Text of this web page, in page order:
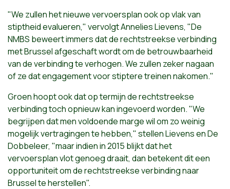
"We zullen het nieuwe vervoersplan ook op vlak van
stiptheid evalueren," vervolgt Annelies Lievens, "De
NMBS beweert immers dat de rechtstreekse verbinding
met Brussel afgeschaft wordt om de betrouwbaarheid
van de verbinding te verhogen. We zullen zeker nagaan
of ze dat engagement voor stiptere treinen nakomen."
Groen hoopt ook dat op termijn de rechtstreekse
verbinding toch opnieuw kan ingevoerd worden. "We
begrijpen dat men voldoende marge wil om zo weinig
mogelijk vertragingen te hebben," stellen Lievens en De
Dobbeleer, "maar indien in 2015 blijkt dat het
vervoersplan vlot genoeg draait, dan betekent dit een
opportuniteit om de rechtstreekse verbinding naar
Brussel te herstellen".